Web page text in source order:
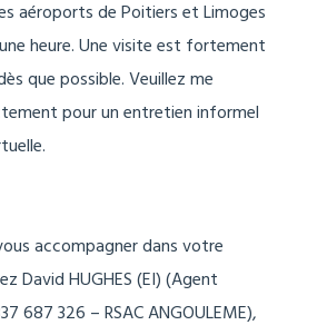
aéroports de Poitiers et Limoges
heure. Une visite est fortement
que possible. Veuillez me
pour un entretien informel
accompagner dans votre
David HUGHES (EI) (Agent
687 326 – RSAC ANGOULEME),